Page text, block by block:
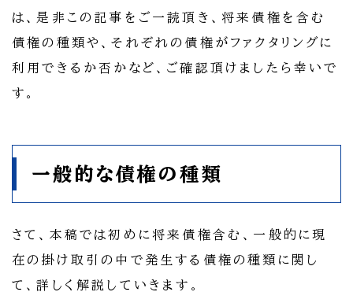
は、是非この記事をご一読頂き、将来債権を含む
債権の種類や、それぞれの債権がファクタリングに
利用できるか否かなど、ご確認頂けましたら幸いで
す。
一般的な債権の種類
さて、本稿では初めに将来債権含む、一般的に現
在の掛け取引の中で発生する債権の種類に関し
て、詳しく解説していきます。